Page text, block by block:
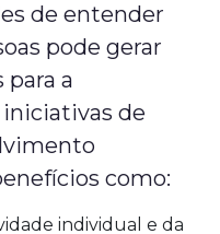
de entender
pode gerar
a
de
como:
individual e da